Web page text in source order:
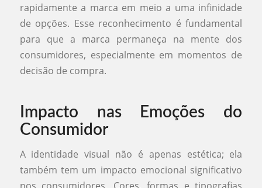
rapidamente a marca em meio a uma infinidade
de opções. Esse reconhecimento é fundamental
para que a marca permaneça na mente dos
consumidores, especialmente em momentos de
decisão de compra.
Impacto nas Emoções do
Consumidor
A identidade visual não é apenas estética; ela
também tem um impacto emocional significativo